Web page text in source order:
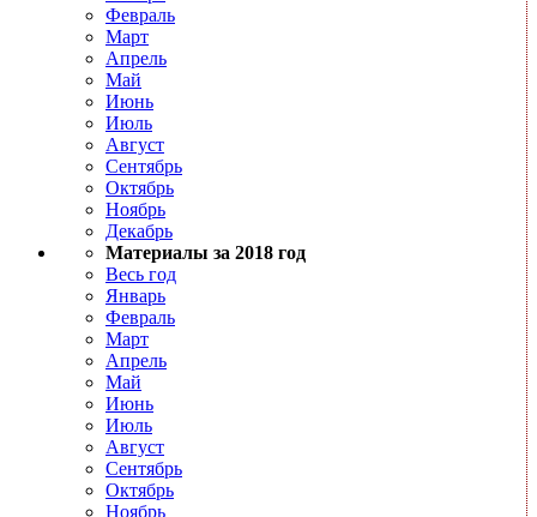
Февраль
Март
Апрель
Май
Июнь
Июль
Август
Сентябрь
Октябрь
Ноябрь
Декабрь
Материалы за 2018 год
Весь год
Январь
Февраль
Март
Апрель
Май
Июнь
Июль
Август
Сентябрь
Октябрь
Ноябрь